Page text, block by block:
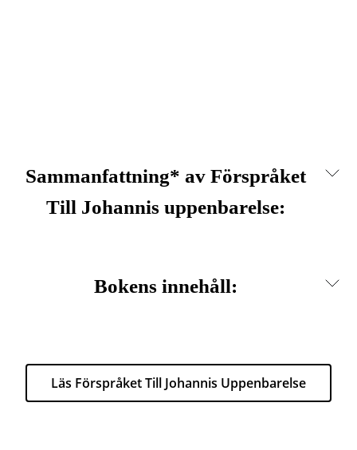
Sammanfattning* av Förspråket
Till Johannis uppenbarelse:
Bokens innehåll:
Läs Förspråket Till Johannis Uppenbarelse